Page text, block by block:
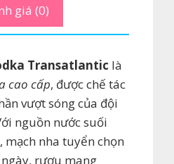
giá (0)
Transatlantic là
cao cấp, được chế tác
vượt sóng của đội
nguồn nước suối
nha tuyển chọn
rượu mang